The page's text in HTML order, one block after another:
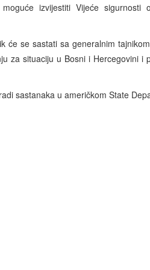
izvijestiti Vijeće sigurnosti
će se sastati sa generalnim
za situaciju u Bosni i Hercegovini i
sastanaka u američkom State